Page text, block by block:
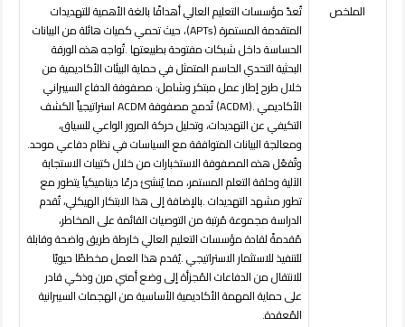
الملخص
تُعدّ مؤسسات التعليم العالي أهدافًا بالغة الأهمية للتهديدات
المتقدمة المستمرة(APTs)، حيث تحمي كميات هائلة من البيانات
الحساسة داخل شبكات مفتوحة بطبيعتها .تُواجه هذه الورقة
البحثية التحدي الحاسم المتمثل في حماية البيئات الأكاديمية من
خلال طرح إطار عمل مبتكر وشامل: مصفوفة الدفاع السيبراني
الأكاديمي(ACDM).تُدمج مصفوفةACDMاستراتيجياً الكشف
التكيفي عن التهديدات، وتحليل حركة المرور الواعي للسياق،
ومعالجة البيانات المتوافقة مع السياسات في نظام دفاعي موحد.
وتُفعّل هذه المصفوفة الاستخبارات من خلال كتيبات الاستجابة
الآلية وحلقة التعلم المستمر، مما يُنشئ درعًا ديناميكياً يتطور مع
تطور مشهد التهديدات.بالإضافة إلى هذا الابتكار الهيكلي، تُقدم
الدراسة مجموعة مُرتبة من التوصيات القائمة على المخاطر،
مُقدمةً لقادة مؤسسات التعليم العالي خارطة طريق واضحة وقابلة
للتنفيذ للاستثمار الاستراتيجي.يُقدم هذا العمل مخططًا حيويًا
للانتقال من الدفاعات المُجزأة إلى وضع أمني مرن وذكي قادر
على حماية المهمة الأكاديمية الأساسية من الهجمات السيبرانية
المُعقدة.